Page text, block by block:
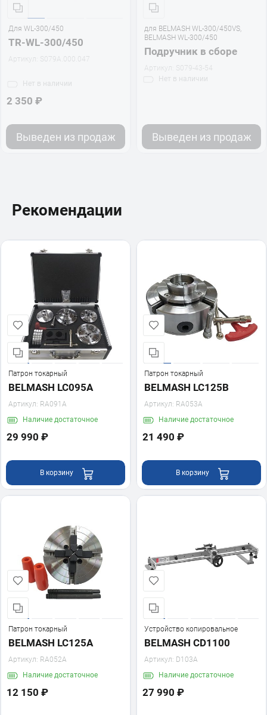
Для WL-300/450
TR-WL-300/450
Артикул: S079A.000.047
Нет в наличии
2 350 ₽
Выведен из продаж
для BELMASH WL-300/450VS,
BELMASH WL-300/450
Подручник в сборе
Артикул:
S079-43-54
Нет в наличии
Выведен из продаж
Рекомендации
Патрон токарный
BELMASH LC095A
Артикул: RA091A
Наличие достаточное
29 990 ₽
В корзину
Патрон токарный
BELMASH LC125B
Артикул: RA053A
Наличие достаточное
21 490 ₽
В корзину
Патрон токарный
BELMASH LC125A
Артикул: RA052A
Наличие достаточное
12 150 ₽
Устройство копировальное
BELMASH CD1100
Артикул: D103A
Наличие достаточное
27 990 ₽